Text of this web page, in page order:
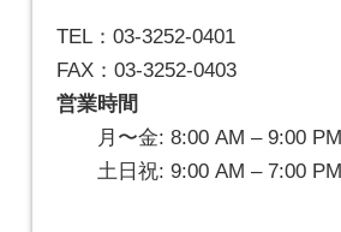
TEL：03-3252-0401
FAX：03-3252-0403
営業時間
月〜金: 8:00 AM – 9:00 PM
土日祝: 9:00 AM – 7:00 PM